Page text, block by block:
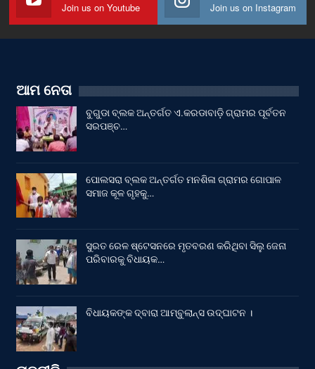
Join us on Youtube Join us on Instagram
ଆମ ନେତା
ବୁଗୁଡା ବ୍ଲକ ଅନ୍ତର୍ଗତ ଏ.କରଡାବାଡ଼ି ଗ୍ରାମର ପୂର୍ବତନ
ସରପଞ୍ଚ…
ପୋଲସରା ବ୍ଲକ ଅନ୍ତର୍ଗତ ମନଶିଳା ଗ୍ରାମର ଗୋପାଳ
ସମାଜ କୂଳ ଗୃହକୁ…
ସୁରତ ରେଳ ଷ୍ଟେସନରେ ମୃତବରଣ କରିଥିବା ସିଲୁ ଜେନା
ପରିବାରକୁ ବିଧାୟକ…
ବିଧାୟକଙ୍କ ଦ୍ବାରା ଆମ୍ବୁଲାନ୍ସ ଉଦ୍‌ଘାଟନ ।